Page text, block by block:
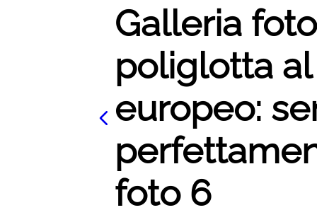
Galleria
poliglotta
europeo:
foto 6